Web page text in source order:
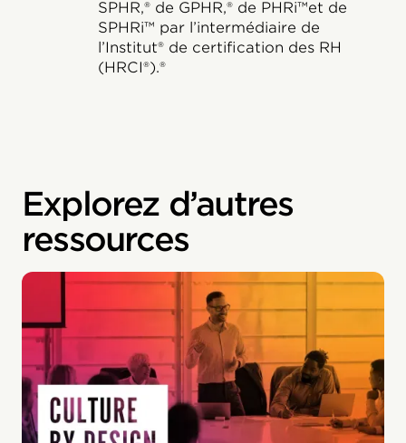
SPHR,® de GPHR,® de PHRi™et de
SPHRi™ par l’intermédiaire de
l’Institut® de certification des RH
(HRCI®).®
Explorez d’autres
ressources